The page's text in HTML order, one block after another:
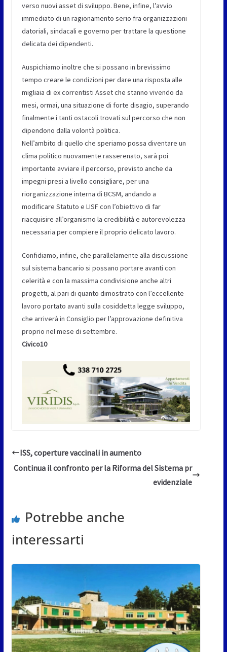
verso nuovi asset di sviluppo. Bene, infine, l’avvio
immediato di un ragionamento serio fra organizzazioni
datoriali, sindacali e governo per trattare la questione
delicata dei dipendenti.
Auspichiamo inoltre che si possano in brevissimo
tempo creare le condizioni per dare una risposta alle
migliaia di ex correntisti Asset che stanno vivendo da
mesi, ormai, una situazione di forte disagio, superando
finalmente i tanti ostacoli trovati sul percorso che non
dipendono dalla volontà politica.
Nell’ambito di quello che speriamo possa diventare un
clima politico nuovamente rasserenato, sarà poi
importante avviare il percorso, previsto anche da
impegni presi a livello consigliare, per una
riorganizzazione interna di BCSM, andando a
modificare Statuto e LISF con l’obiettivo di far
riacquisire all’organismo la credibilità e autorevolezza
necessaria per compiere il proprio delicato lavoro.
Confidiamo, infine, che parallelamente alla discussione
sul sistema bancario si possano portare avanti con
celerità e con la massima condivisione anche altri
progetti, al pari di quanto dimostrato con l’eccellente
lavoro portato avanti sulla cosiddetta legge sviluppo,
che arriverà in Consiglio per l’approvazione definitiva
proprio nel mese di settembre.
Civico10
ISS, coperture vaccinali in aumento
Continua il confronto per la Riforma del Sistema pr
evidenziale
Potrebbe anche
interessarti